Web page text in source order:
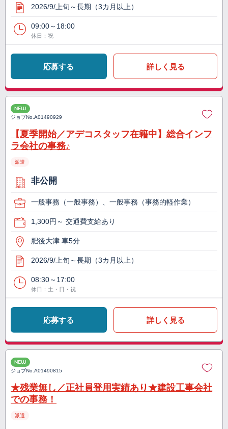
2026/9/上旬～長期（3カ月以上）
09:00～18:00
休日：祝
応募する 詳しく見る
NEW
ジョブNo.A01490929
【夏季開始／アデコスタッフ在籍中】総合インフ
ラ会社の事務♪
派遣
非公開
一般事務（一般事務）、一般事務（事務的軽作業）
1,300円～ 交通費支給あり
肥後大津 車5分
2026/9/上旬～長期（3カ月以上）
08:30～17:00
休日：土・日・祝
応募する 詳しく見る
NEW
ジョブNo.A01490815
★残業無し／正社員登用実績あり★建設工事会社
での事務！
派遣